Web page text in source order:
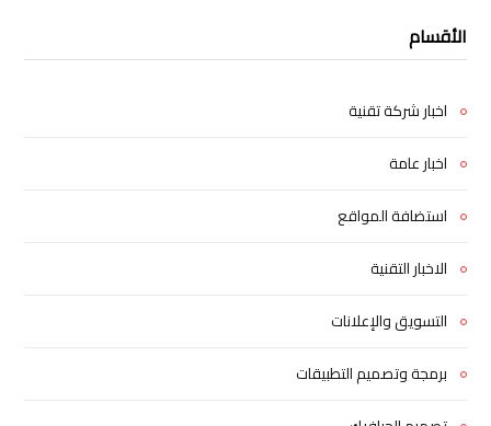
الأقسام
اخبار شركة تقنية
اخبار عامة
استضافة المواقع
الاخبار التقنية
التسويق والإعلانات
برمجة وتصميم التطبيقات